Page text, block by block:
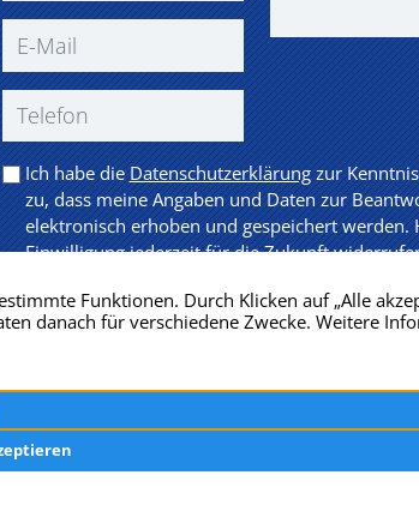
Ich habe dieDatenschutzerklärungzur
zu, dass meine Angaben und Daten zur
elektronisch erhoben und gespeichert werden.
Einwilligung jederzeit für die Zukunft